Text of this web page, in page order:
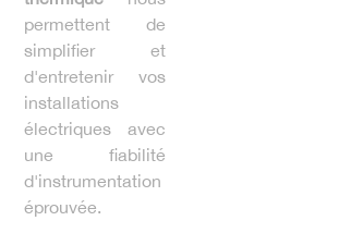
permettent de
simplifier et
d'entretenir vos
installations
électriques avec
une fiabilité
d'instrumentation
éprouvée.